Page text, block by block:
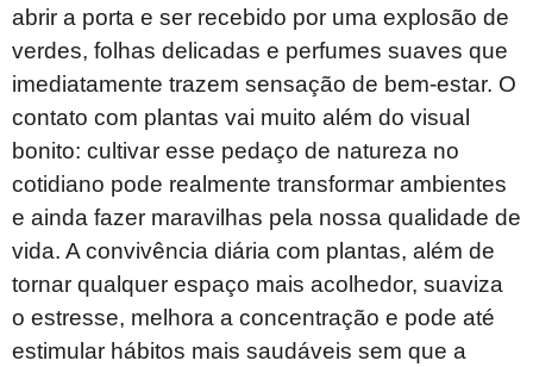
abrir a porta e ser recebido por uma explosão de
verdes, folhas delicadas e perfumes suaves que
imediatamente trazem sensação de bem-estar. O
contato com plantas vai muito além do visual
bonito: cultivar esse pedaço de natureza no
cotidiano pode realmente transformar ambientes
e ainda fazer maravilhas pela nossa qualidade de
vida. A convivência diária com plantas, além de
tornar qualquer espaço mais acolhedor, suaviza
o estresse, melhora a concentração e pode até
estimular hábitos mais saudáveis sem que a